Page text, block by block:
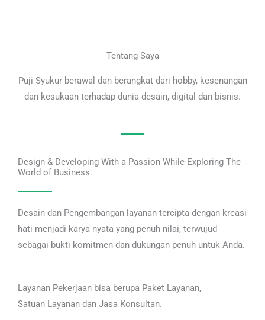
Tentang Saya
Puji Syukur berawal dan berangkat dari hobby, kesenangan
dan kesukaan terhadap dunia desain, digital dan bisnis.
Design & Developing With a Passion While Exploring The
World of Business.
Desain dan Pengembangan layanan tercipta dengan kreasi
hati menjadi karya nyata yang penuh nilai, terwujud
sebagai bukti komitmen dan dukungan penuh untuk Anda.
Layanan Pekerjaan bisa berupa Paket Layanan,
Satuan Layanan dan Jasa Konsultan.